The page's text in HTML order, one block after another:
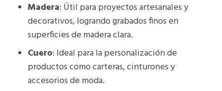
Madera: Útil para proyectos artesanales y
decorativos, logrando grabados finos en
superficies de madera clara.
Cuero: Ideal para la personalización de
productos como carteras, cinturones y
accesorios de moda.